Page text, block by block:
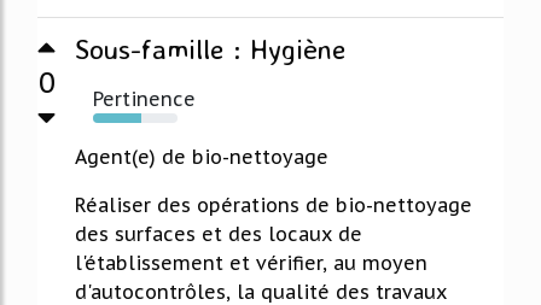
0
Sous-famille : Hygiène
Pertinence
57%
Agent(e) de bio-nettoyage
Réaliser des opérations de bio-nettoyage
des surfaces et des locaux de
l'établissement et vérifier, au moyen
d'autocontrôles, la qualité des travaux